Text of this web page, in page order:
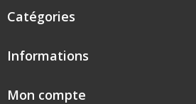
Catégories
Informations
Mon compte